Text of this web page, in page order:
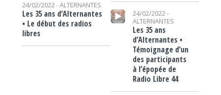
24/02/2022 -ALTERNANTES
Les 35 ans d’Alternantes
• Le début des radios
libres
Lecteur audio
24/02/2022 -
ALTERNANTES
Les 35 ans
d’Alternantes •
Témoignage d’un
des participants
à l’épopée de
Radio Libre 44